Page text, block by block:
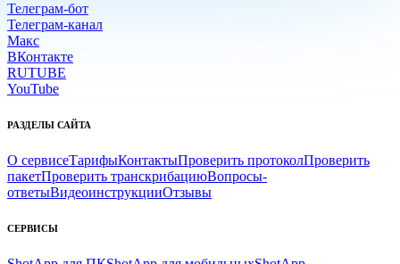
Телеграм-бот
Телеграм-канал
Макс
ВКонтакте
RUTUBE
YouTube
РАЗДЕЛЫ САЙТА
О сервисеТарифыКонтактыПроверить протоколПроверить
пакетПроверить транскрибациюВопросы-
ответыВидеоинструкцииОтзывы
СЕРВИСЫ